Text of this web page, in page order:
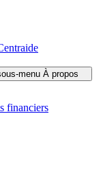
menu À propos
financiers